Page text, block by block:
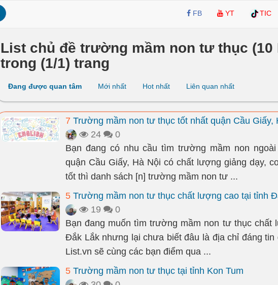
FB YT TIC
List chủ đề trường mầm non tư thục (10
trong (1/1) trang
Đang được quan tâm Mới nhất Hot nhất Liên quan nhất
7 Trường mầm non tư thục tốt nhất quận Cầu Giấy,
24
0
Bạn đang có nhu cầu tìm trường mầm non
quận Cầu Giấy, Hà Nội có chất lượng giảng dạy,
tốt thì danh sách [n] trường mầm non tư ...
5 Trường mầm non tư thục chất lượng cao tại tỉnh
19
0
Bạn đang muốn tìm trường mầm non tư thục chất
Đắk Lắk nhưng lại chưa biết đâu là địa chỉ đáng tin
List.vn sẽ cùng các bạn điểm qua ...
5 Trường mầm non tư thục tại tỉnh Kon Tum